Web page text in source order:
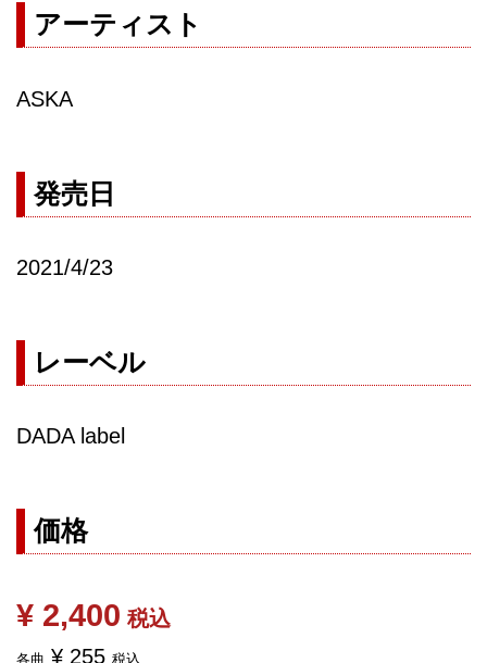
アーティスト
ASKA
発売日
2021/4/23
レーベル
DADA label
価格
¥ 2,400 税込
各曲 ¥ 255 税込